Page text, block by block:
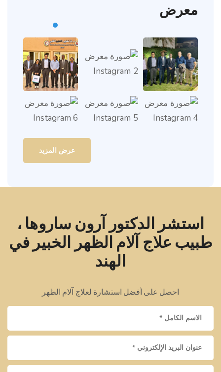
معرض
عرض المزيد
استشر الدكتور آرون ساروها ،
طبيب علاج آلام الظهر الخبير في
الهند
احصل على أفضل استشارة لعلاج آلام الظهر